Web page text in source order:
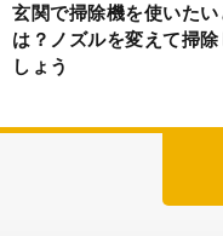
玄関で掃除機を使いたい
は？ノズルを変えて掃除
しょう